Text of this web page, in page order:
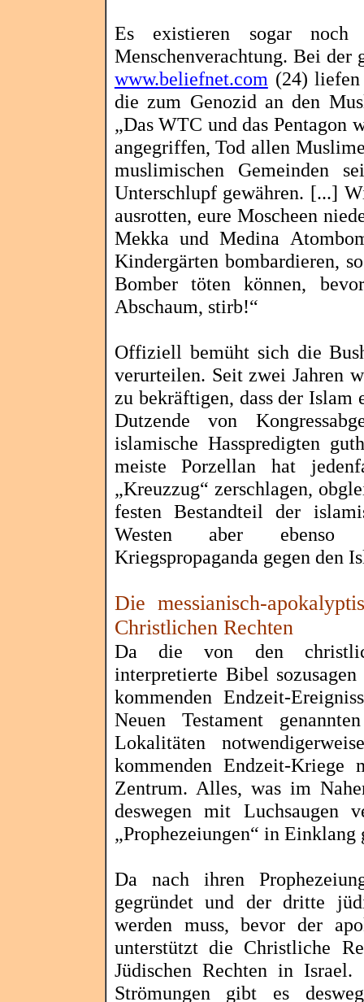
Es existieren sogar noch
Menschenverachtung. Bei
www.beliefnet.com (24)
die zum Genozid an den
„Das WTC und das Pentagon
angegriffen, Tod allen
muslimischen Gemeinden
Unterschlupf gewähren. [...]
ausrotten, eure Moscheen
Mekka und Medina
Kindergärten bombardieren,
Bomber töten können,
Abschaum, stirb!“
Offiziell bemüht sich die
verurteilen. Seit zwei Jahren
zu bekräftigen, dass der
Dutzende von
islamische Hasspredigten
meiste Porzellan hat
„Kreuzzug“ zerschlagen,
festen Bestandteil der
Westen aber ebenso
Kriegspropaganda gegen den
Die messianisch-
Christlichen Rechten
Da die von den
interpretierte Bibel
kommenden Endzeit-
Neuen Testament
Lokalitäten
kommenden Endzeit-Kriege
Zentrum. Alles, was im
deswegen mit Luchsaugen
„Prophezeiungen“ in Einklang
Da nach ihren
gegründet und der dritte
werden muss, bevor der
unterstützt die Christliche
Jüdischen Rechten in Israel.
Strömungen gibt es